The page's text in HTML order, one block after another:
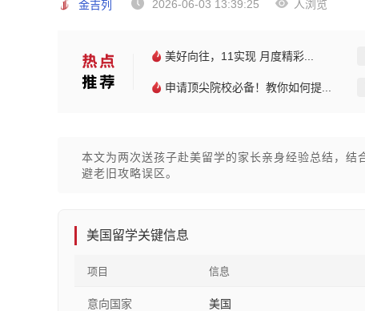
金吉列 2026-06-03 13:39:25 人浏览
美好向往，11实现 月度精彩...
申请顶尖院校必备！教你如何提...
本文为两次送孩子赴美留学的家长亲身经验总结，
避老旧攻略误区。
美国留学关键信息
项目 信息
意向国家 美国